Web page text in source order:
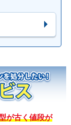
が古く値段が